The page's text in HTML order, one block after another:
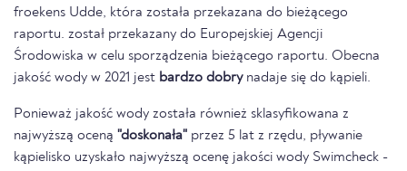
froekens Udde, która została przekazana do bieżącego
raportu. został przekazany do Europejskiej Agencji
Środowiska w celu sporządzenia bieżącego raportu. Obecna
jakość wody w 2021 jest bardzo dobrynadaje się do kąpieli.
Ponieważ jakość wody została również sklasyfikowana z
najwyższą oceną "doskonała" przez 5 lat z rzędu, pływanie
kąpielisko uzyskało najwyższą ocenę jakości wody Swimcheck -